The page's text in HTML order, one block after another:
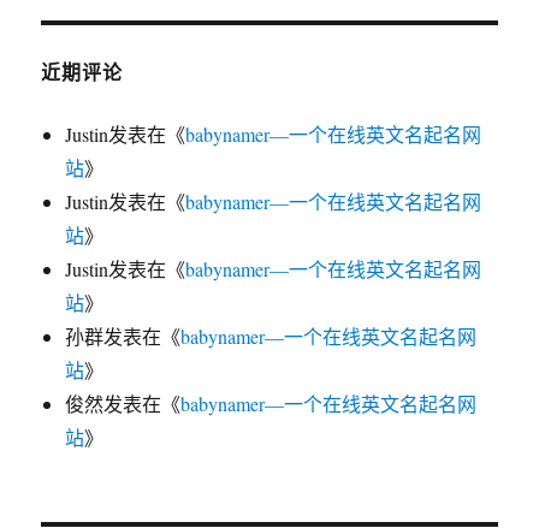
近期评论
Justin发表在《babynamer—一个在线英文名起名网
站》
Justin发表在《babynamer—一个在线英文名起名网
站》
Justin发表在《babynamer—一个在线英文名起名网
站》
孙群发表在《babynamer—一个在线英文名起名网
站》
俊然发表在《babynamer—一个在线英文名起名网
站》